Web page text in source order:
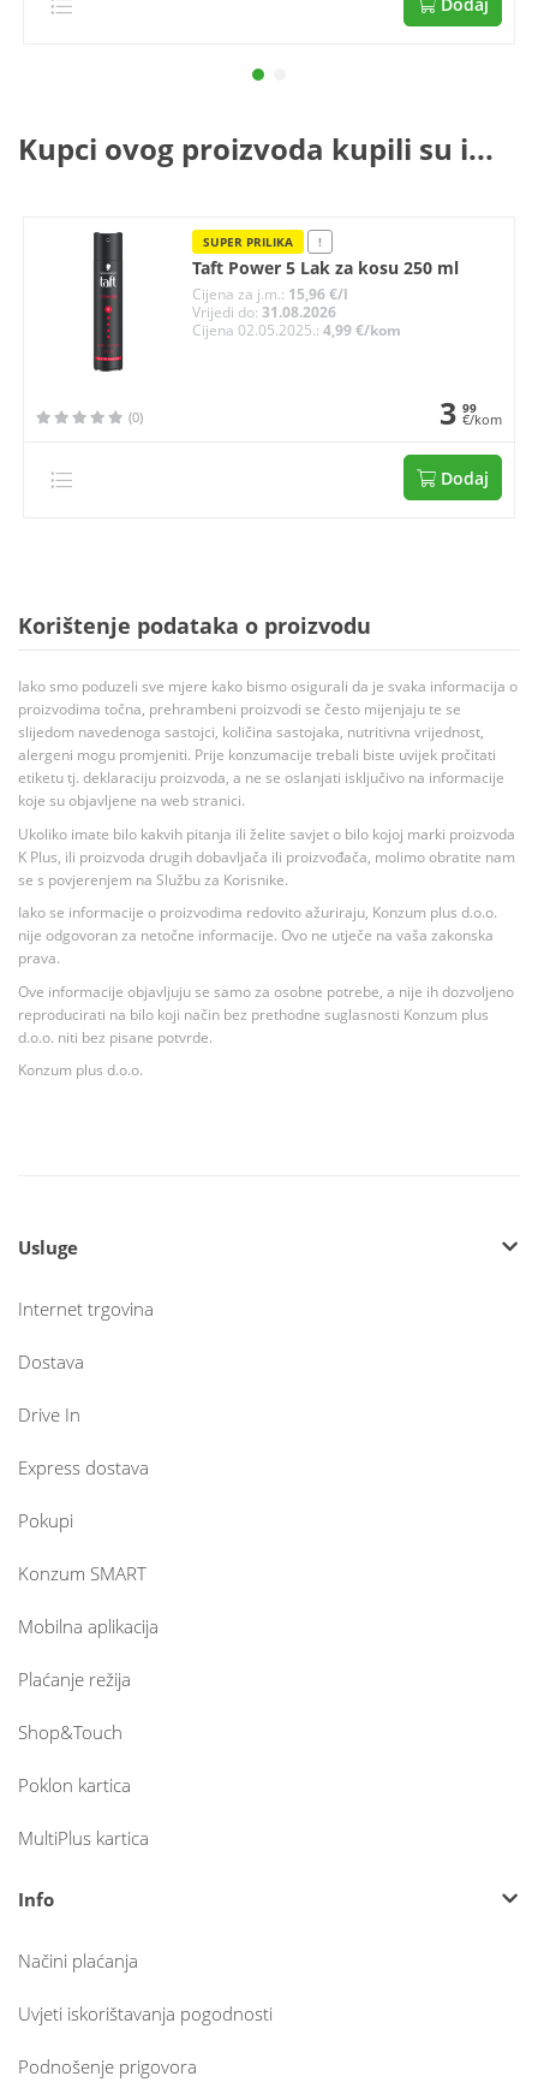
Dodaj
Kupci ovog proizvoda kupili su i...
SUPER PRILIKA !
Taft Power 5 Lak za kosu 250 ml
Cijena za j.m.: 15,96 €/l
Vrijedi do:31.08.2026
Cijena 02.05.2025.:4,99 €/kom
(0) 3 99
€/kom
Dodaj
Korištenje podataka o proizvodu
Iako smo poduzeli sve mjere kako bismo osigurali da je svaka informacija o
proizvodima točna, prehrambeni proizvodi se često mijenjaju te se
slijedom navedenoga sastojci, količina sastojaka, nutritivna vrijednost,
alergeni mogu promjeniti. Prije konzumacije trebali biste uvijek pročitati
etiketu tj. deklaraciju proizvoda, a ne se oslanjati isključivo na informacije
koje su objavljene na web stranici.
Ukoliko imate bilo kakvih pitanja ili želite savjet o bilo kojoj marki proizvoda
K Plus, ili proizvoda drugih dobavljača ili proizvođača, molimo obratite nam
se s povjerenjem na Službu za Korisnike.
Iako se informacije o proizvodima redovito ažuriraju, Konzum plus d.o.o.
nije odgovoran za netočne informacije. Ovo ne utječe na vaša zakonska
prava.
Ove informacije objavljuju se samo za osobne potrebe, a nije ih dozvoljeno
reproducirati na bilo koji način bez prethodne suglasnosti Konzum plus
d.o.o. niti bez pisane potvrde.
Konzum plus d.o.o.
Usluge
Internet trgovina
Dostava
Drive In
Express dostava
Pokupi
Konzum SMART
Mobilna aplikacija
Plaćanje režija
Shop&Touch
Poklon kartica
MultiPlus kartica
Info
Načini plaćanja
Uvjeti iskorištavanja pogodnosti
Podnošenje prigovora